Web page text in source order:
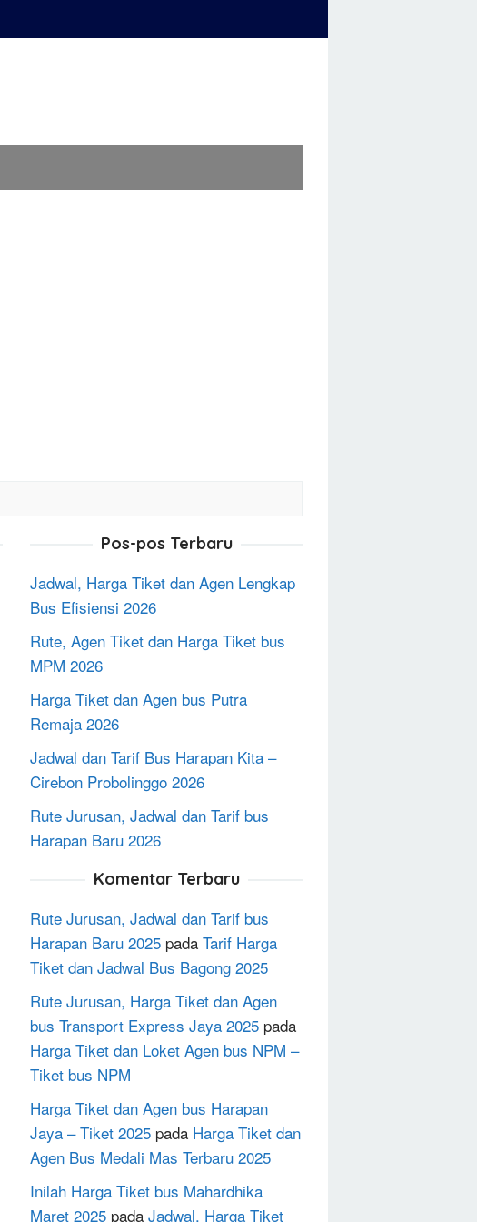
Pos-pos Terbaru
Jadwal, Harga Tiket dan Agen Lengkap
Bus Efisiensi 2026
Rute, Agen Tiket dan Harga Tiket bus
MPM 2026
Harga Tiket dan Agen bus Putra
Remaja 2026
Jadwal dan Tarif Bus Harapan Kita –
Cirebon Probolinggo 2026
Rute Jurusan, Jadwal dan Tarif bus
Harapan Baru 2026
Komentar Terbaru
Rute Jurusan, Jadwal dan Tarif bus
Harapan Baru 2025 pada Tarif Harga
Tiket dan Jadwal Bus Bagong 2025
Rute Jurusan, Harga Tiket dan Agen
bus Transport Express Jaya 2025 pada
Harga Tiket dan Loket Agen bus NPM –
Tiket bus NPM
Harga Tiket dan Agen bus Harapan
Jaya – Tiket 2025 pada Harga Tiket dan
Agen Bus Medali Mas Terbaru 2025
Inilah Harga Tiket bus Mahardhika
Maret 2025 pada Jadwal, Harga Tiket